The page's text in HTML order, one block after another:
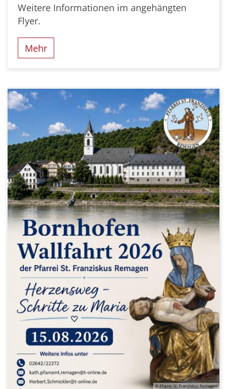
Weitere Informationen im angehängten
Flyer.
Mehr
© Pfarrei St. Franziskus Remagen